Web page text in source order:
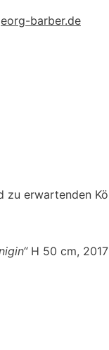
barber.de
erwartenden
H 50 cm, 2017